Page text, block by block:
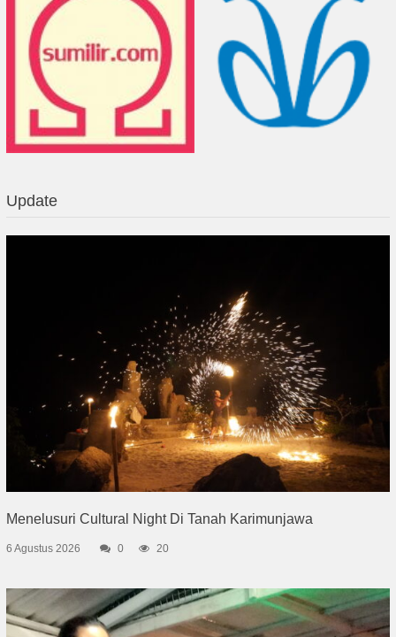
Update
Menelusuri Cultural Night Di Tanah Karimunjawa
6 Agustus 2026 0 20